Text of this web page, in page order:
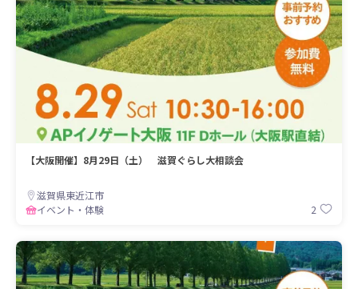
【大阪開催】8月29日（土） 滋賀ぐらし大相談会
滋賀県東近江市
イベント・体験
2